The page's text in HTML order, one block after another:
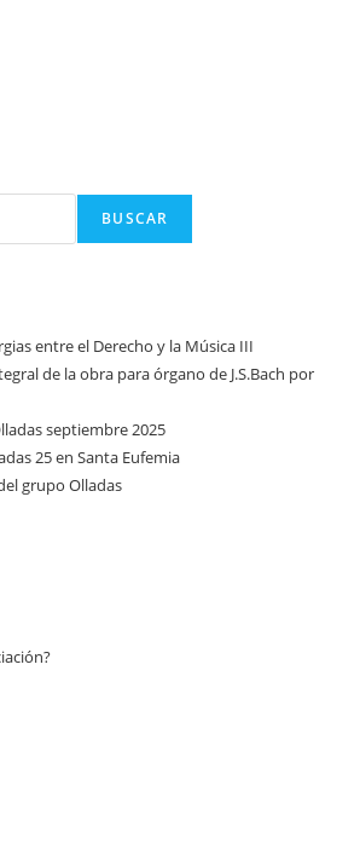
BUSCAR
entre el Derecho y la Música III
de la obra para órgano de J.S.Bach por
septiembre 2025
25 en Santa Eufemia
grupo Olladas